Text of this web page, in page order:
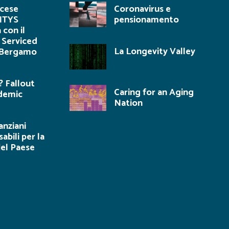
con il
Fallout
per la
Paese
Coronavirus e
pensionamento
La Longevity Valley
Caring for an Aging
Nation